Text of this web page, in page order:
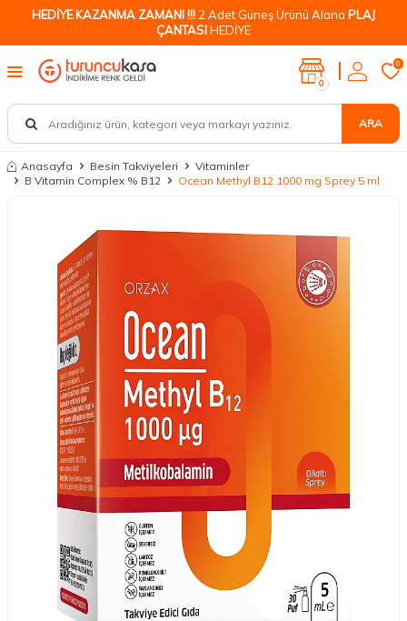
HEDİYE KAZANMA ZAMANI !!! 2 Adet Güneş Ürünü Alana PLAJ
ÇANTASIHEDİYE
ARA
0
0
Anasayfa Besin Takviyeleri
Vitaminler
B Vitamin Complex % B12
Ocean Methyl B12 1000 mg Sprey 5 ml